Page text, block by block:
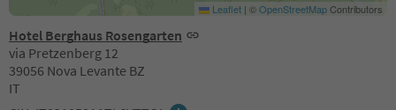
Hotel Berghaus Rosengarten
via Pretzenberg 12
39056 Nova Levante BZ
IT
Leaflet | ©OpenStreetMapContributors